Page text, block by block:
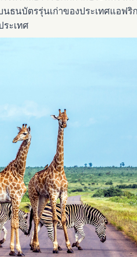
ธนบัตรรุ่นเก่าของประเทศแอฟ
ะเทศ